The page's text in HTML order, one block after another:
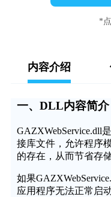
*
内容介绍
一、DLL内容简介
GAZXWebService.dll
接库文件，允许程序
的存在，从而节省存
如果
应用程序无法正常启